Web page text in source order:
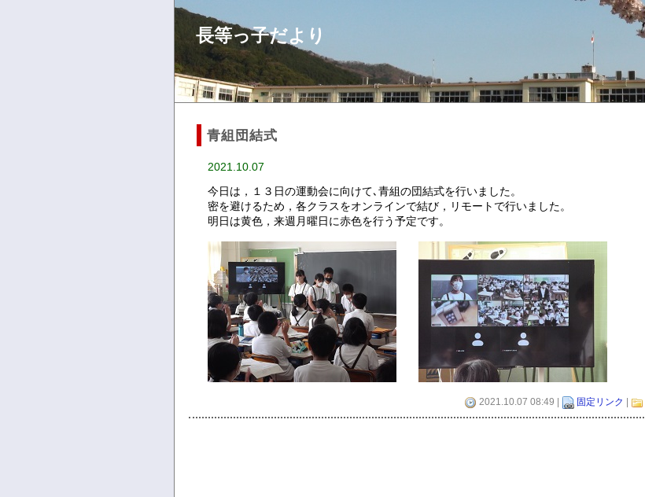
長等っ子だより
青組団結式
2021.10.07
今日は，１３日の運動会に向けて､青組の団結式を行いました。
密を避けるため，各クラスをオンラインで結び，リモートで行いました。
明日は黄色，来週月曜日に赤色を行う予定です。
2021.10.07 08:49 | 固定リンク